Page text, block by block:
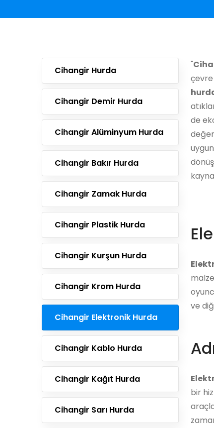
Cihangir Hurda
Cihangir Demir Hurda
Cihangir Alüminyum Hurda
Cihangir Bakır Hurda
Cihangir Zamak Hurda
Cihangir Plastik Hurda
Cihangir Kurşun Hurda
Cihangir Krom Hurda
Cihangir Elektronik Hurda
Cihangir Kablo Hurda
Cihangir Kağıt Hurda
Cihangir Sarı Hurda
"
de
ve
bir